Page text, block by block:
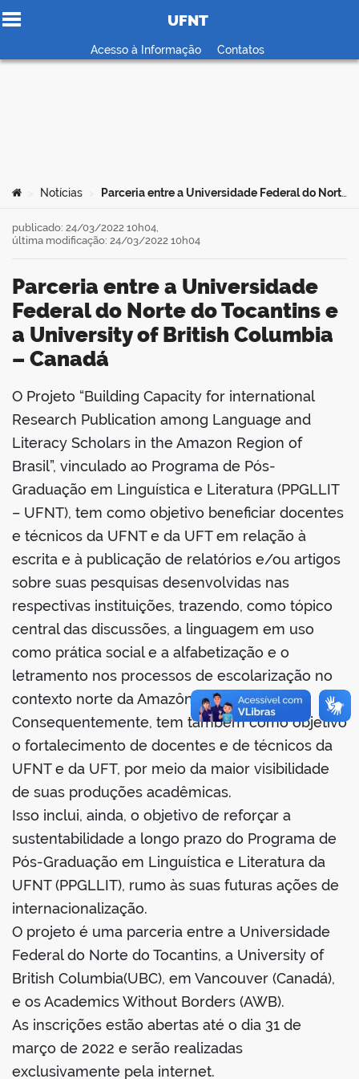
Ir para o conteúdo
UFNT
Acesso à Informação Contatos
Você está aqui:
Notícias Parceria entre a Universidade Federal do Norte do Tocantins e a University of British Columbia – Canadá
Parceria entre a Universidade
Federal do Norte do Tocantins e
a University of British Columbia
– Canadá
publicado: 24/03/2022 10h04,
última modificação: 24/03/2022 10h04
O Projeto “Building Capacity for international
Research Publication among Language and
Literacy Scholars in the Amazon Region of
Brasil”, vinculado ao Programa de Pós-
Graduação em Linguística e Literatura (PPGLLIT
– UFNT), tem como objetivo beneficiar docentes
e técnicos da UFNT e da UFT em relação à
escrita e à publicação de relatórios e/ou artigos
sobre suas pesquisas desenvolvidas nas
respectivas instituições, trazendo, como tópico
central das discussões, a linguagem em uso
como prática social e a alfabetização e o
letramento nos processos de escolarização no
contexto norte da Amazônia Legal.
Consequentemente, tem também como objetivo
o fortalecimento de docentes e de técnicos da
UFNT e da UFT, por meio da maior visibilidade
de suas produções acadêmicas.
Isso inclui, ainda, o objetivo de reforçar a
sustentabilidade a longo prazo do Programa de
Pós-Graduação em Linguística e Literatura da
UFNT (PPGLLIT), rumo às suas futuras ações de
internacionalização.
O projeto é uma parceria entre a Universidade
Federal do Norte do Tocantins, a University of
British Columbia(UBC), em Vancouver (Canadá),
e os Academics Without Borders (AWB).
As inscrições estão abertas até o dia 31 de
março de 2022 e serão realizadas
exclusivamente pela internet.